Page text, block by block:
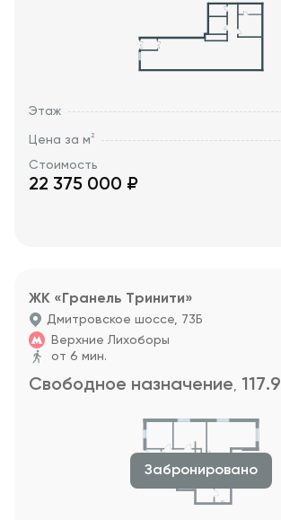
Этаж
Цена за м2
Стоимость
22 375 000 ₽
ЖК «Гранель Тринити»
Дмитровское шоссе, 73Б
Верхние Лихоборы
от 6 мин.
Свободное назначение, 117.9
Забронировано